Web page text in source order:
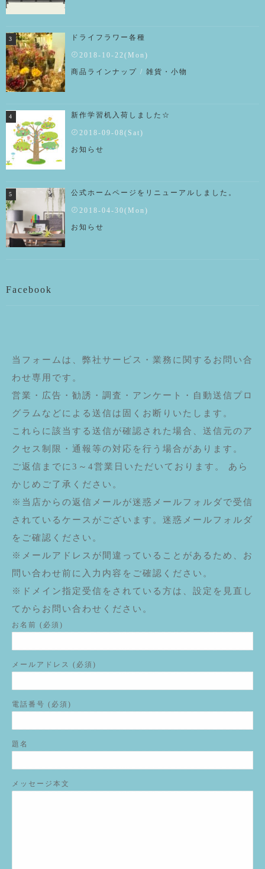
ドライフラワー各種
2018-10-22(Mon)
商品ラインナップ / 雑貨・小物
新作学習机入荷しました☆
2018-09-08(Sat)
お知らせ
公式ホームページをリニューアルしました。
2018-04-30(Mon)
お知らせ
Facebook
当フォームは、弊社サービス・業務に関するお問い合
わせ専用です。
営業・広告・勧誘・調査・アンケート・自動送信プロ
グラムなどによる送信は固くお断りいたします。
これらに該当する送信が確認された場合、送信元のア
クセス制限・通報等の対応を行う場合があります。
ご返信までに3～4営業日いただいております。 あら
かじめご了承ください。
※当店からの返信メールが迷惑メールフォルダで受信
されているケースがございます。迷惑メールフォルダ
をご確認ください。
※メールアドレスが間違っていることがあるため、お
問い合わせ前に入力内容をご確認ください。
※ドメイン指定受信をされている方は、設定を見直し
てからお問い合わせください。
お名前 (必須)
メールアドレス (必須)
電話番号 (必須)
題名
メッセージ本文